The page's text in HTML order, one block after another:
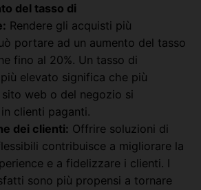
del tasso di
Rendere gli acquisti più
portare ad un aumento del tasso
fino al 20%. Un tasso di
elevato significa che più
web o del negozio si
clienti paganti.
dei clienti: Offrire soluzioni di
contribuisce a migliorare la
e a fidelizzare i clienti. I
sono più propensi a tornare